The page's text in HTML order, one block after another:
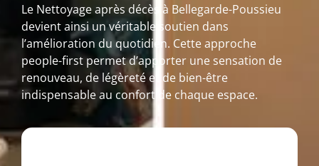
Le Nettoyage après décès à Bellegarde-Poussieu
devient ainsi un véritable soutien dans
l’amélioration du quotidien. Cette approche
people-first permet d’apporter une sensation de
renouveau, de légèreté et de bien-être
indispensable au confort de chaque espace.